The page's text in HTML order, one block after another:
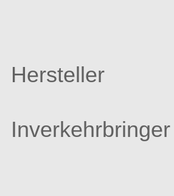
Hersteller
Inverkehrbringer